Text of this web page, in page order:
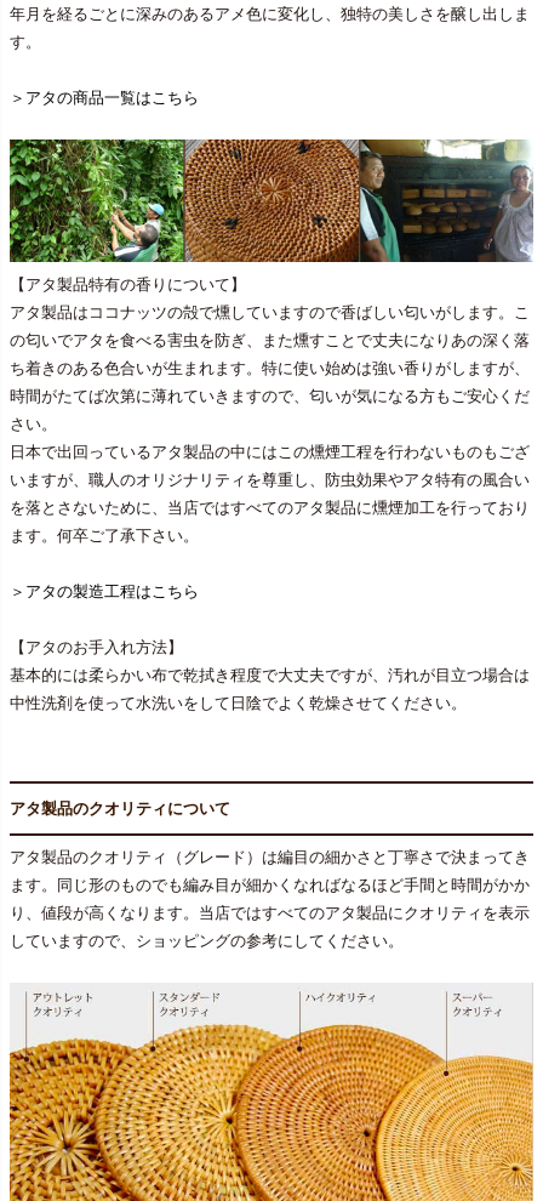
年月を経るごとに深みのあるアメ色に変化し、独特の美しさを醸し出しま
す。
＞アタの商品一覧はこちら
【アタ製品特有の香りについて】
アタ製品はココナッツの殻で燻していますので香ばしい匂いがします。こ
の匂いでアタを食べる害虫を防ぎ、また燻すことで丈夫になりあの深く落
ち着きのある色合いが生まれます。特に使い始めは強い香りがしますが、
時間がたてば次第に薄れていきますので、匂いが気になる方もご安心くだ
さい。
日本で出回っているアタ製品の中にはこの燻煙工程を行わないものもござ
いますが、職人のオリジナリティを尊重し、防虫効果やアタ特有の風合い
を落とさないために、当店ではすべてのアタ製品に燻煙加工を行っており
ます。何卒ご了承下さい。
＞アタの製造工程はこちら
【アタのお手入れ方法】
基本的には柔らかい布で乾拭き程度で大丈夫ですが、汚れが目立つ場合は
中性洗剤を使って水洗いをして日陰でよく乾燥させてください。
アタ製品のクオリティについて
アタ製品のクオリティ（グレード）は編目の細かさと丁寧さで決まってき
ます。同じ形のものでも編み目が細かくなればなるほど手間と時間がかか
り、値段が高くなります。当店ではすべてのアタ製品にクオリティを表示
していますので、ショッピングの参考にしてください。